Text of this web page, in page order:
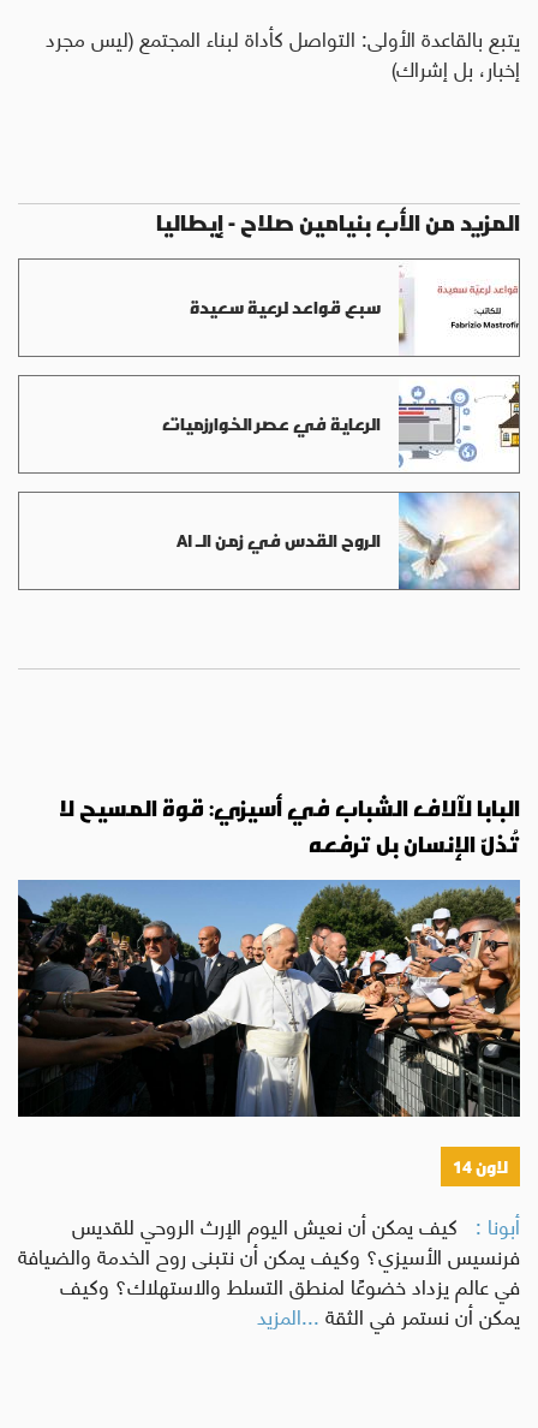
يتبع بالقاعدة الأولى: التواصل كأداة لبناء المجتمع (ليس مجرد
إخبار، بل إشراك)
المزيد من الأب بنيامين صلاح - إيطاليا
سبع قواعد لرعية سعيدة
الرعاية في عصر الخوارزميات
الروح القدس في زمن الـ AI
البابا لآلاف الشباب في أسيزي: قوة المسيح لا
تُذلّ الإنسان بل ترفعه
لاون 14
أبونا : كيف يمكن أن نعيش اليوم الإرث الروحي للقديس
فرنسيس الأسيزي؟ وكيف يمكن أن نتبنى روح الخدمة والضيافة
في عالم يزداد خضوعًا لمنطق التسلط والاستهلاك؟ وكيف
يمكن أن نستمر في الثقة...المزيد